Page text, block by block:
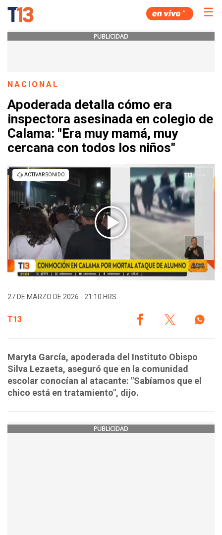
☰
PUBLICIDAD
NACIONAL
Apoderada detalla cómo era
inspectora asesinada en colegio de
Calama: "Era muy mamá, muy
cercana con todos los niños"
27 DE MARZO DE 2026 - 21:10 HRS.
T13
Maryta García, apoderada del Instituto Obispo
Silva Lezaeta, aseguró que en la comunidad
escolar conocían al atacante: "Sabíamos que el
chico está en tratamiento", dijo.
PUBLICIDAD